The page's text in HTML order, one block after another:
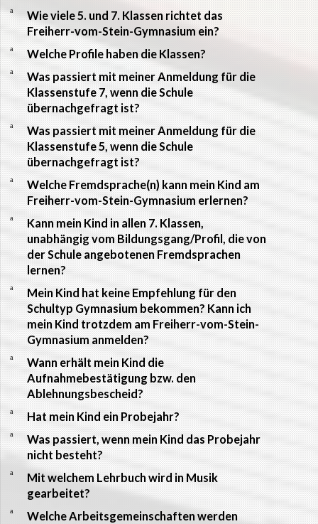
a
Wie viele 5. und 7. Klassen richtet das
Freiherr-vom-Stein-Gymnasium ein?
a Welche Profile haben die Klassen?
a
Was passiert mit meiner Anmeldung für die
Klassenstufe 7, wenn die Schule
übernachgefragt ist?
a
Was passiert mit meiner Anmeldung für die
Klassenstufe 5, wenn die Schule
übernachgefragt ist?
a
Welche Fremdsprache(n) kann mein Kind am
Freiherr-vom-Stein-Gymnasium erlernen?
a
Kann mein Kind in allen 7. Klassen,
unabhängig vom Bildungsgang/Profil, die von
der Schule angebotenen Fremdsprachen
lernen?
a
Mein Kind hat keine Empfehlung für den
Schultyp Gymnasium bekommen? Kann ich
mein Kind trotzdem am Freiherr-vom-Stein-
Gymnasium anmelden?
a
Wann erhält mein Kind die
Aufnahmebestätigung bzw. den
Ablehnungsbescheid?
a Hat mein Kind ein Probejahr?
a
Was passiert, wenn mein Kind das Probejahr
nicht besteht?
a
Mit welchem Lehrbuch wird in Musik
gearbeitet?
a
Welche Arbeitsgemeinschaften werden